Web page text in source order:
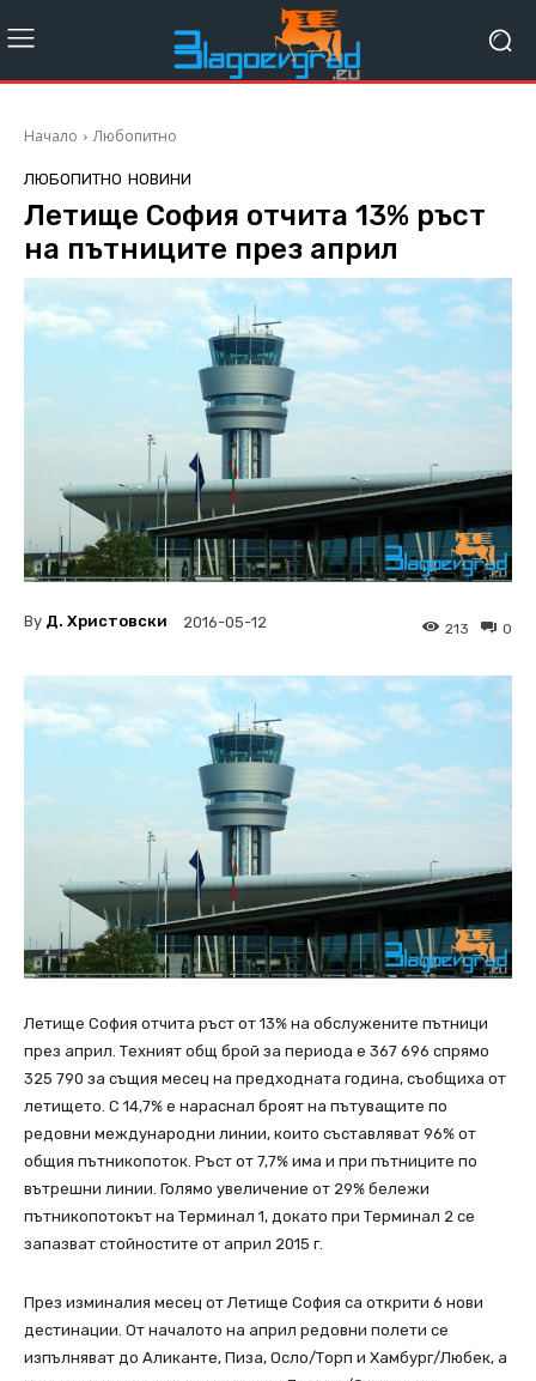
Начало Любопитно
ЛЮБОПИТНО НОВИНИ
Летище София отчита 13% ръст
на пътниците през април
By Д. Христовски 2016-05-12 0
213
Летище София отчита ръст от 13% на обслужените пътници
през април. Техният общ брой за периода е 367 696 спрямо
325 790 за същия месец на предходната година, съобщиха от
летището. С 14,7% е нараснал броят на пътуващите по
редовни международни линии, които съставляват 96% от
общия пътникопоток. Ръст от 7,7% има и при пътниците по
вътрешни линии. Голямо увеличение от 29% бележи
пътникопотокът на Терминал 1, докато при Терминал 2 се
запазват стойностите от април 2015 г.
През изминалия месец от Летище София са открити 6 нови
дестинации. От началото на април редовни полети се
изпълняват до Аликанте, Пиза, Осло/Торп и Хамбург/Любек, а